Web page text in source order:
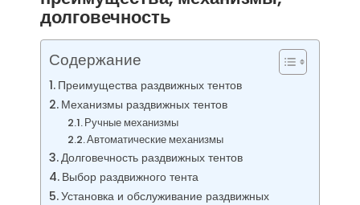
долговечность
Содержание
Преимущества раздвижных тентов
Механизмы раздвижных тентов
Ручные механизмы
Автоматические механизмы
Долговечность раздвижных тентов
Выбор раздвижного тента
Установка и обслуживание раздвижных